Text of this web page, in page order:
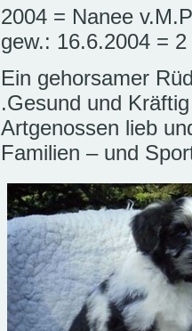
2004 = Nanee
gew.: 16.6.2004 =
Ein gehorsamer
.Gesund und
Artgenossen lieb
Familien – und